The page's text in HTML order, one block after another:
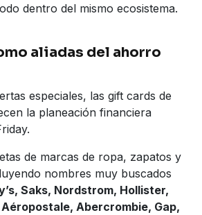
dentro del mismo ecosistema.
aliadas del ahorro
especiales, las gift cards de
la planeación financiera
de marcas de ropa, zapatos y
nombres muy buscados
Saks, Nordstrom, Hollister,
Abercrombie, Gap,